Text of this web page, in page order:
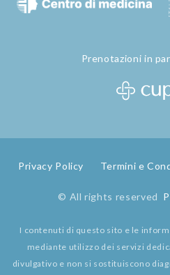
Prenotazioni in
Privacy Policy Termini e
© All rights reserved
I contenuti di questo sito e le
mediante utilizzo dei servizi
divulgativo e non si sostituiscono